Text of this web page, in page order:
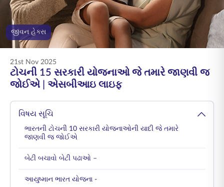
ENGLISH
ઑનલાઇન ખરીદો પ્રીમિયમ ચૂકવો
જીવન હેક્સ
21st Nov 2025
ટોચની 15 સરકારી યોજનાઓ જે તમારે જાણવી જ
જોઈએ | એસબીઆઇ લાઇફ
વિષય સૂચિ
ભારતની ટોચની 10 સરકારી યોજનાઓની યાદી જે તમારે
જાણવી જ જોઈએ
બેટી બચાવો બેટી પઢાઓ –
આયુષ્માન ભારત યોજના -